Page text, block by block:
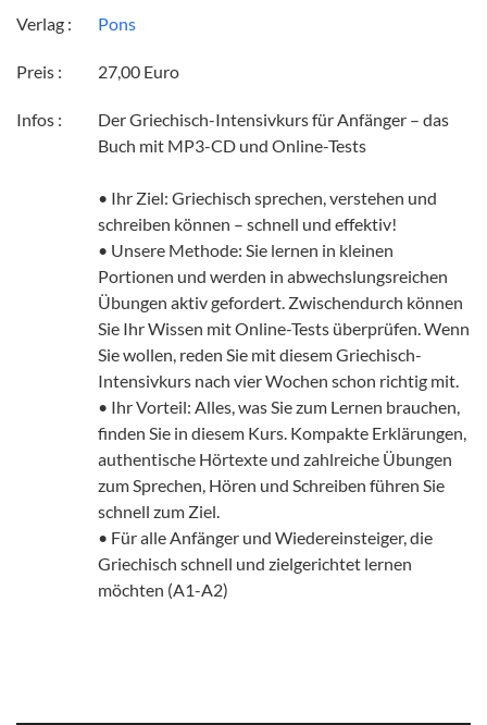
Verlag : Pons
Preis : 27,00 Euro
Infos :
Der Griechisch-Intensivkurs für Anfänger – das
Buch mit MP3-CD und Online-Tests
• Ihr Ziel: Griechisch sprechen, verstehen und
schreiben können – schnell und effektiv!
• Unsere Methode: Sie lernen in kleinen
Portionen und werden in abwechslungsreichen
Übungen aktiv gefordert. Zwischendurch können
Sie Ihr Wissen mit Online-Tests überprüfen. Wenn
Sie wollen, reden Sie mit diesem Griechisch-
Intensivkurs nach vier Wochen schon richtig mit.
• Ihr Vorteil: Alles, was Sie zum Lernen brauchen,
finden Sie in diesem Kurs. Kompakte Erklärungen,
authentische Hörtexte und zahlreiche Übungen
zum Sprechen, Hören und Schreiben führen Sie
schnell zum Ziel.
• Für alle Anfänger und Wiedereinsteiger, die
Griechisch schnell und zielgerichtet lernen
möchten (A1-A2)